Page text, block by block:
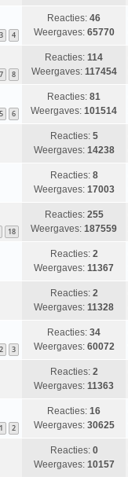
3 4
Reacties: 46
Weergaves: 65770
7 8
Reacties: 114
Weergaves: 117454
5 6
Reacties: 81
Weergaves: 101514
Reacties: 5
Weergaves: 14238
Reacties: 8
Weergaves: 17003
18
Reacties: 255
Weergaves: 187559
Reacties: 2
Weergaves: 11367
Reacties: 2
Weergaves: 11328
2 3
Reacties: 34
Weergaves: 60072
Reacties: 2
Weergaves: 11363
1 2
Reacties: 16
Weergaves: 30625
Reacties: 0
Weergaves: 10157